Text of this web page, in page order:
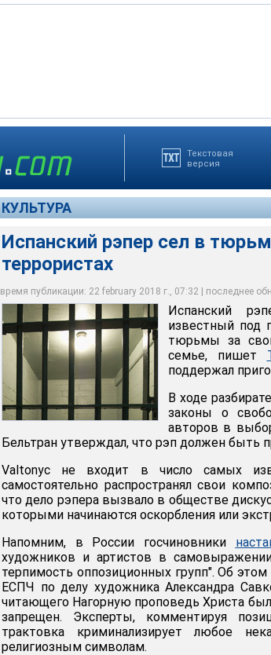
Текстовая
версия
КУЛЬТУРА
Испанский рэпер сел в
террористах
время публикации: 22 february 2018 г., 07:32 | последнее
Испанский рэпер сел в тюрьму за песни о
Global Look Press
Испанский
известный под
тюрьмы за
семье, пишет
поддержал
В ходе
законы о
авторов в
Бельтран утверждал, что рэп должен быть
Valtonyc не входит в число самых
самостоятельно распространял свои
что дело рэпера вызвало в обществе
которыми начинаются оскорбления или
Напомним, в России госчиновники
художников и артистов в
терпимость оппозиционных групп". Об
ЕСПЧ по делу художника Александра
читающего Нагорную проповедь Христа
запрещен. Эксперты, комментируя
трактовка криминализирует любое
религиозным символам.